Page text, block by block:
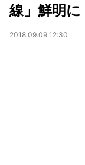
線」鮮明に
2018.09.09 12:30